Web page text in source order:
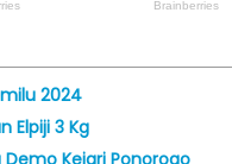
2024
Elpiji 3 Kg